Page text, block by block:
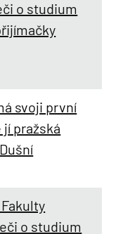
o studium
svoji první
jí pražská
o studium